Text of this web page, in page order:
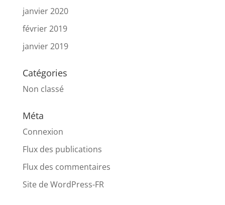
janvier 2020
février 2019
janvier 2019
Catégories
Non classé
Méta
Connexion
Flux des publications
Flux des commentaires
Site de WordPress-FR